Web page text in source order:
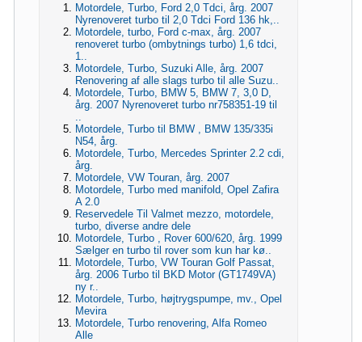
Motordele, Turbo, Ford 2,0 Tdci, årg. 2007
Nyrenoveret turbo til 2,0 Tdci Ford 136 hk,..
Motordele, turbo, Ford c-max, årg. 2007
renoveret turbo (ombytnings turbo) 1,6 tdci,
1..
Motordele, Turbo, Suzuki Alle, årg. 2007
Renovering af alle slags turbo til alle Suzu..
Motordele, Turbo, BMW 5, BMW 7, 3,0 D,
årg. 2007 Nyrenoveret turbo nr758351-19 til
Motordele, Turbo til BMW , BMW 135/335i
N54, årg.
Motordele, Turbo, Mercedes Sprinter 2.2 cdi,
årg.
Motordele, VW Touran, årg. 2007
Motordele, Turbo med manifold, Opel Zafira
A 2.0
Reservedele Til Valmet mezzo, motordele,
turbo, diverse andre dele
Motordele, Turbo , Rover 600/620, årg. 1999
Sælger en turbo til rover som kun har kø..
Motordele, Turbo, VW Touran Golf Passat,
årg. 2006 Turbo til BKD Motor (GT1749VA)
ny r..
Motordele, Turbo, højtrygspumpe, mv., Opel
Mevira
Motordele, Turbo renovering, Alfa Romeo
Alle